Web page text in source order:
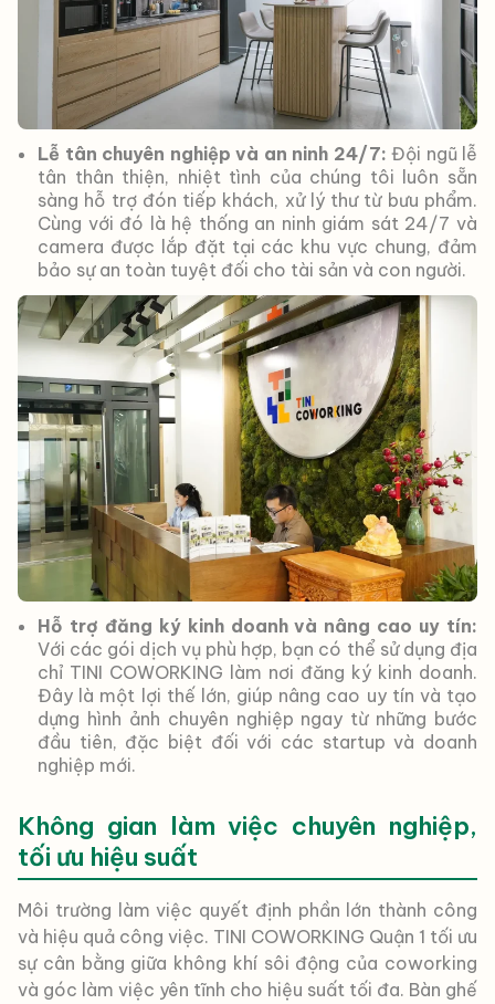
Lễ tân chuyên nghiệp và an ninh 24/7: Đội ngũ lễ
tân thân thiện, nhiệt tình của chúng tôi luôn sẵn
sàng hỗ trợ đón tiếp khách, xử lý thư từ bưu phẩm.
Cùng với đó là hệ thống an ninh giám sát 24/7 và
camera được lắp đặt tại các khu vực chung, đảm
bảo sự an toàn tuyệt đối cho tài sản và con người.
Hỗ trợ đăng ký kinh doanh và nâng cao uy tín:
Với các gói dịch vụ phù hợp, bạn có thể sử dụng địa
chỉ TINI COWORKING làm nơi đăng ký kinh doanh.
Đây là một lợi thế lớn, giúp nâng cao uy tín và tạo
dựng hình ảnh chuyên nghiệp ngay từ những bước
đầu tiên, đặc biệt đối với các startup và doanh
nghiệp mới.
Không gian làm việc chuyên nghiệp,
tối ưu hiệu suất
Môi trường làm việc quyết định phần lớn thành công
và hiệu quả công việc. TINI COWORKING Quận 1 tối ưu
sự cân bằng giữa không khí sôi động của coworking
và góc làm việc yên tĩnh cho hiệu suất tối đa. Bàn ghế